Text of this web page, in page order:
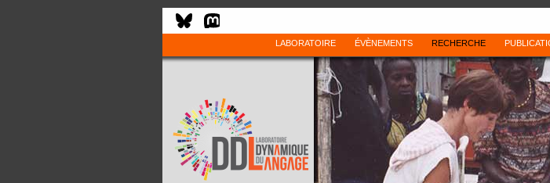
LABORATOIRE ÉVÈNEMENTS RECHERCHE